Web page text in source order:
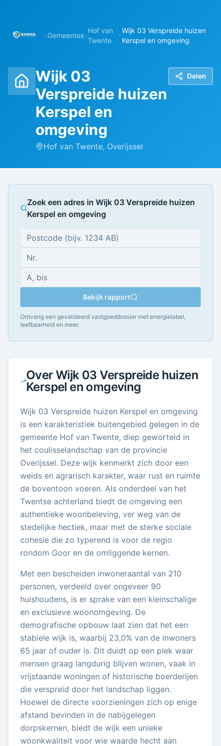
Gemeentes
Hof van
Twente
Wijk 03 Verspreide huizen
Kerspel en omgeving
Wijk 03
Verspreide huizen
Kerspel en
omgeving
Hof van Twente, Overijssel
Delen
Zoek een adres in Wijk 03 Verspreide huizen
Kerspel en omgeving
Bekijk rapport
Ontvang een gevalideerd vastgoeddossier met energielabel,
leefbaarheid en meer.
OverWijk 03 Verspreide huizen
Kerspel en omgeving
Wijk 03 Verspreide huizen Kerspel en omgeving
is een karakteristiek buitengebied gelegen in de
gemeente Hof van Twente, diep geworteld in
het coulisselandschap van de provincie
Overijssel. Deze wijk kenmerkt zich door een
weids en agrarisch karakter, waar rust en ruimte
de boventoon voeren. Als onderdeel van het
Twentse achterland biedt de omgeving een
authentieke woonbeleving, ver weg van de
stedelijke hectiek, maar met de sterke sociale
cohesie die zo typerend is voor de regio
rondom Goor en de omliggende kernen.
Met een bescheiden inwoneraantal van 210
personen, verdeeld over ongeveer 90
huishoudens, is er sprake van een kleinschalige
en exclusieve woonomgeving. De
demografische opbouw laat zien dat het een
stabiele wijk is, waarbij 23,0% van de inwoners
65 jaar of ouder is. Dit duidt op een plek waar
mensen graag langdurig blijven wonen, vaak in
vrijstaande woningen of historische boerderijen
die verspreid door het landschap liggen.
Hoewel de directe voorzieningen zich op enige
afstand bevinden in de nabijgelegen
dorpskernen, biedt de wijk een unieke
woonkwaliteit voor wie waarde hecht aan